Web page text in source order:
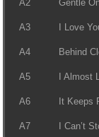
A2 Gentle On
A3 I Love You
A4 Behind
A5 I Almost
A6 It Keeps
A7 I Can’t